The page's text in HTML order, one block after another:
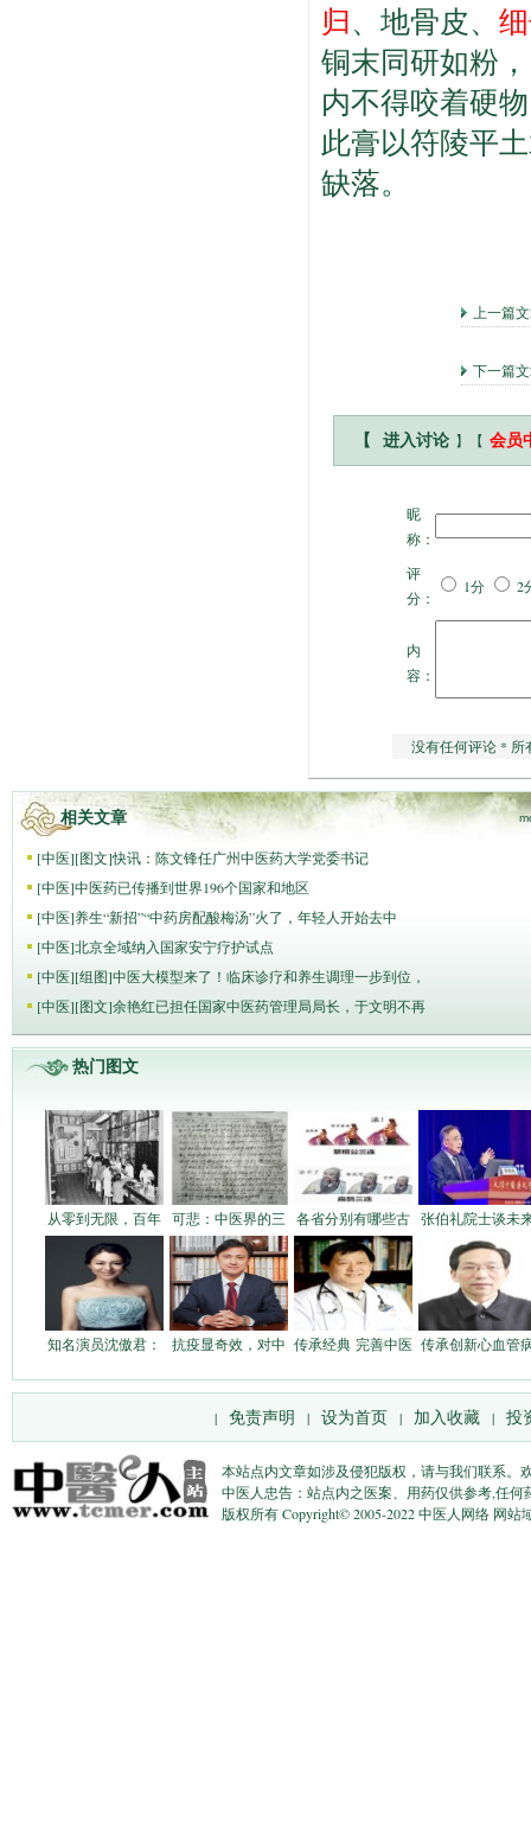
归、地骨皮、
铜末同研如粉
内不得咬着硬
此膏以符陵平
缺落。
上一篇
下一篇
【 进入讨论 】【 会员
昵
称：
评
分：
1分 2
内
容：
没有任何评论 * 所
相关文章
[中医][图文]快讯：陈文锋任广州中医药大学党委书记
[中医]中医药已传播到世界196个国家和地区
[中医]养生“新招”“中药房配酸梅汤”火了，年轻人开始去中
[中医]北京全域纳入国家安宁疗护试点
[中医][组图]中医大模型来了！临床诊疗和养生调理一步到位，
[中医][图文]余艳红已担任国家中医药管理局局长，于文明不再
热门图文
从零到无限，百年 可悲：中医界的三 各省分别有哪些古 张伯礼院士谈未
知名演员沈傲君： 抗疫显奇效，对中 传承经典 完善中医 传承创新心血管
| 免责声明 | 设为首页 | 加入收藏 | 投
本站点内文章如涉及侵犯版权，请与我们联系。
中医人忠告：站点内之医案、用药仅供参考,任
版权所有 Copyright© 2005-2022 中医人网络 网站